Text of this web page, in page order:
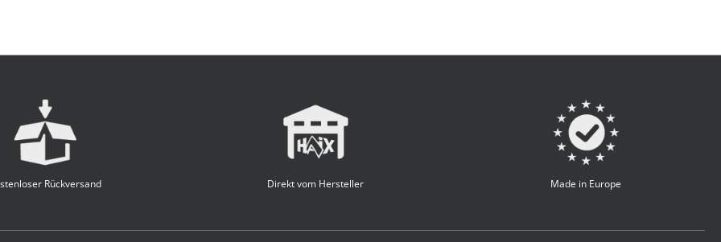
Rückversand Direkt vom Hersteller Made in Europe